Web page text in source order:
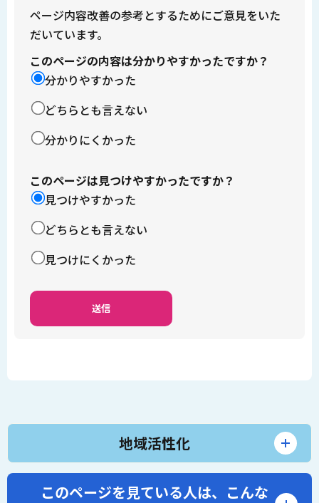
ページ内容改善の参考とするためにご意見をいた
だいています。
このページの内容は分かりやすかったですか？
分かりやすかった
どちらとも言えない
分かりにくかった
このページは見つけやすかったですか？
見つけやすかった
どちらとも言えない
見つけにくかった
地域活性化
このページを見ている人は、 こんな